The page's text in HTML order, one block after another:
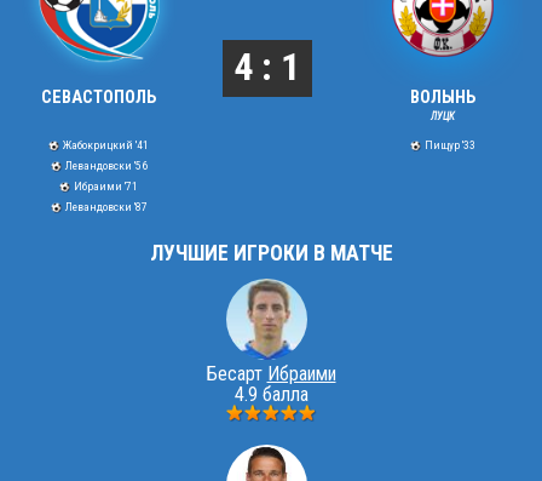
СЕВАСТОПОЛЬ
Жабокрицкий '41
Левандовски '56
Ибраими '71
Левандовски '87
4 : 1
ВОЛЫНЬ
ЛУЦК
Пищур '33
ЛУЧШИЕ ИГРОКИ В МАТЧЕ
Бесарт Ибраими
4.9 балла